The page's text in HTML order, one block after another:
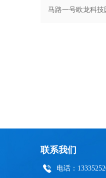
马路一号欧龙科技
联系我们
电话：